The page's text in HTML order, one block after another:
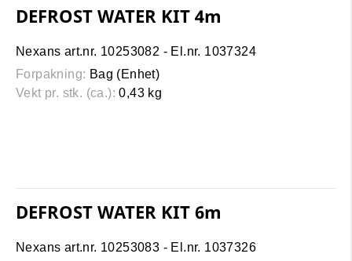
DEFROST WATER KIT 4m
Nexans art.nr. 10253082 - El.nr. 1037324
Forpakning: Bag (Enhet)
Vekt pr. stk. (ca.): 0,43 kg
DEFROST WATER KIT 6m
Nexans art.nr. 10253083 - El.nr. 1037326